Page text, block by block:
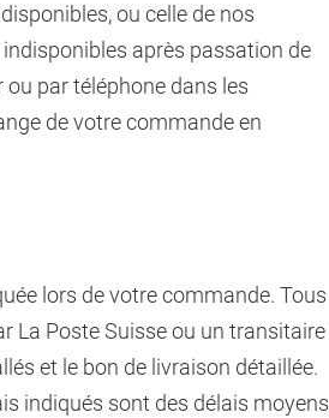
ou celle de nos
après passation de
par téléphone dans les
de votre commande en
lors de votre commande. Tous
La Poste Suisse ou un transitaire
et le bon de livraison détaillée.
indiqués sont des délais moyens